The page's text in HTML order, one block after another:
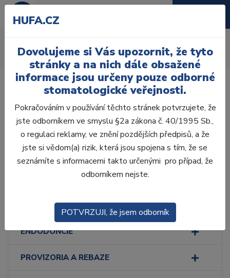
Úvod Ordinace Různé Tiskopisy
Laboratoř
Ordinace
ENDODONCIE
PROVIZORIA A REBAZE
HUFA.CZ
Dovolujeme si Vás upozornit, že tyto
stránky a na nich dále obsažené
informace jsou určeny pouze odborné
stomatologické veřejnosti.
Pokračováním v používání těchto stránek potvrzujete, že
jste odborníkem ve smyslu §2a zákona č. 40/1995 Sb.,
o regulaci reklamy, ve znění pozdějších předpisů, a že
jste si vědom(a) rizik, která jsou spojena s tím, že se
seznámíte s informacemi takto určenými pro případ, že
odborníkem nejste.
POTVRZUJI, že jsem odborník